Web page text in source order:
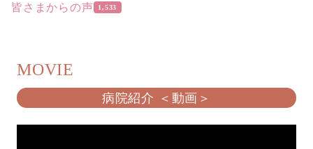
皆さまからの声 1,533
MOVIE
病院紹介 ＜動画＞